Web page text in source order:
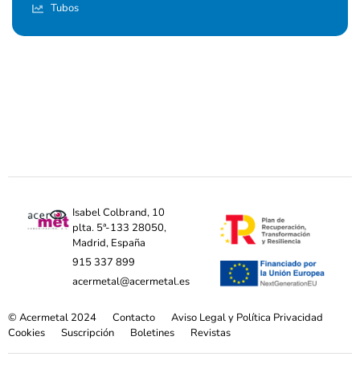
Tubos
Isabel Colbrand, 10
plta. 5ª-133 28050,
Madrid, España
915 337 899
acermetal@acermetal.es
© Acermetal 2024 Contacto
Aviso Legal y Política Privacidad
Cookies
Suscripción Boletines Revistas